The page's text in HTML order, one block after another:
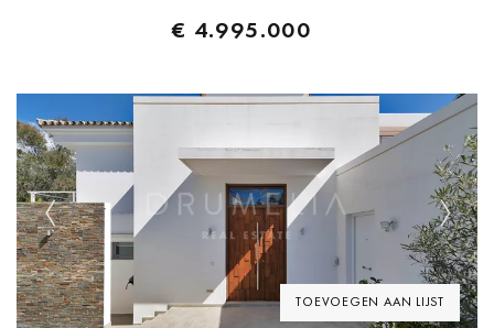
€ 4.995.000
TOEVOEGEN AAN LIJST
Previous Next